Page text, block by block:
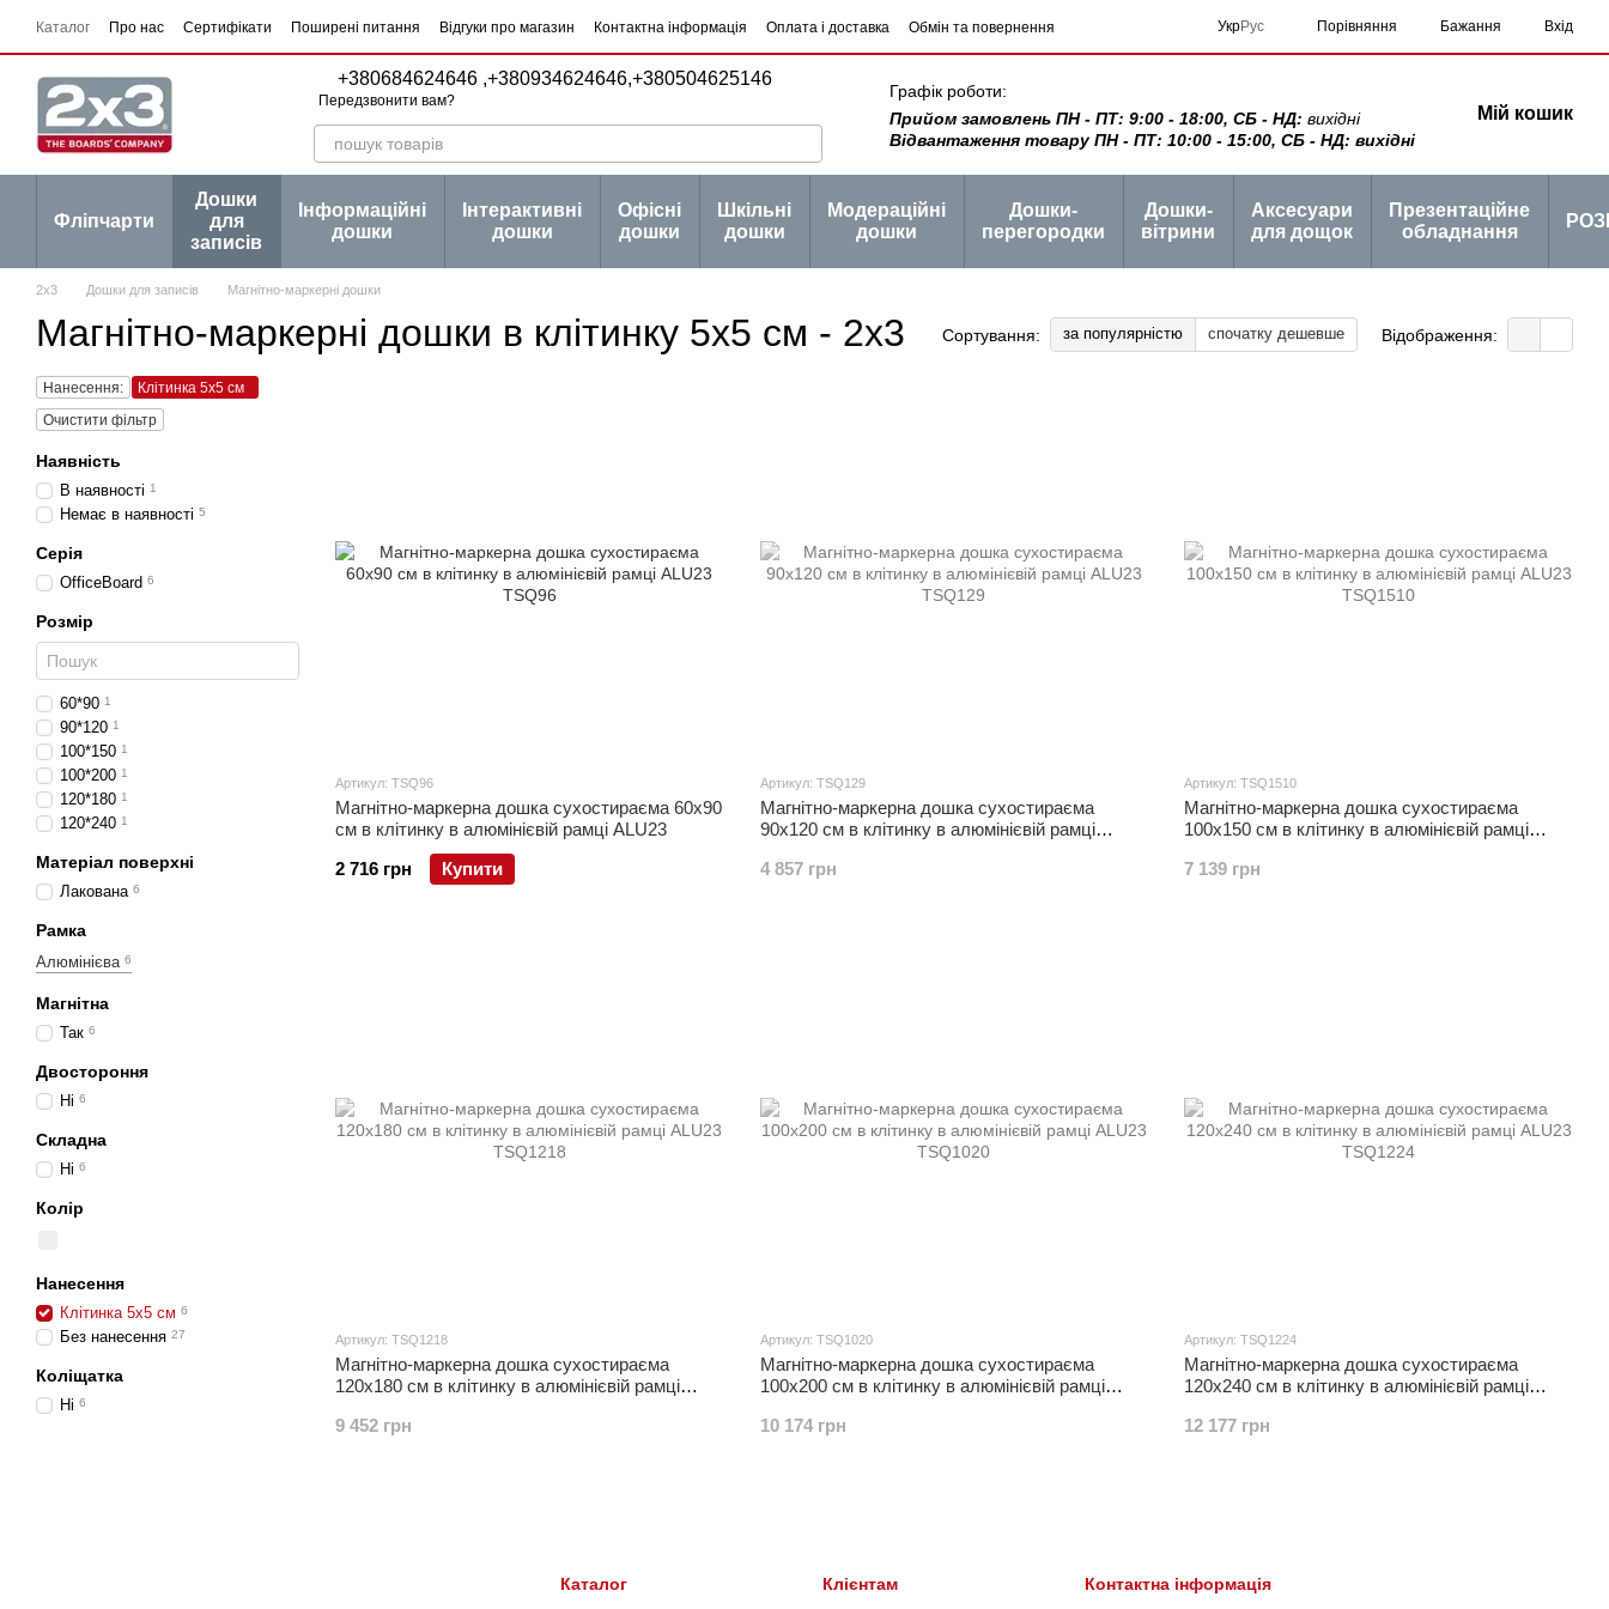
Перейти до основного контенту
Каталог Про нас Сертифікати Поширені питання Відгуки про магазин Контактна інформація Оплата і доставка
Обмін та повернення
Угода користувача
Договір публічної оферти Серії товарів Блог
УкрРус Порівняння Бажання Вхід
+380684624646 ,+380934624646,+380504625146
Передзвонити вам?
Графік роботи:
Прийом замовлень ПН - ПТ: 9:00 - 18:00, СБ - НД: вихідні
Відвантаження товару ПН - ПТ: 10:00 - 15:00, СБ - НД: вихідні
Мій кошик
Фліпчарти
Дошки
для
записів
Інформаційні
дошки
Інтерактивні
дошки
Офісні
дошки
Шкільні
дошки
Модераційні
дошки
Дошки-
перегородки
Дошки-
вітрини
Аксесуари
для дощок
Презентаційне
обладнання
2х3 Дошки для записів Магнітно-маркерні дошки
Магнітно-маркерні дошки в клітинку 5х5 см - 2х3 Сортування: за популярністю спочатку дешевше Відображення:
Артикул: TSQ96
Магнітно-маркерна дошка сухостираєма 60x90
см в клітинку в алюмінієвій рамці ALU23
2 716 грн
Купити
Артикул: TSQ129
Магнітно-маркерна дошка сухостираєма
90x120 см в клітинку в алюмінієвій рамці
4 857 грн
Артикул: TSQ1510
Магнітно-маркерна дошка сухостираєма
100x150 см в клітинку в алюмінієвій рамці
7 139 грн
Артикул: TSQ1218
Магнітно-маркерна дошка сухостираєма
120x180 см в клітинку в алюмінієвій рамці
9 452 грн
Артикул: TSQ1020
Магнітно-маркерна дошка сухостираєма
100x200 см в клітинку в алюмінієвій рамці
10 174 грн
Артикул: TSQ1224
Магнітно-маркерна дошка сухостираєма
120x240 см в клітинку в алюмінієвій рамці
12 177 грн
Нанесення:
Клітинка 5х5 см
Очистити фільтр
Наявність
В наявності 1
Немає в наявності 5
Серія
OfficeBoard 6
Розмір
60*90 1
90*120 1
100*150 1
100*200 1
120*180 1
120*240 1
Матеріал поверхні
Лакована 6
Рамка
Алюмінієва 6
Магнітна
Так 6
Двостороння
Ні 6
Складна
Ні 6
Колір
Нанесення
Клітинка 5х5 см 6
Без нанесення 27
Коліщатка
Ні 6
Каталог Клієнтам Контактна інформація